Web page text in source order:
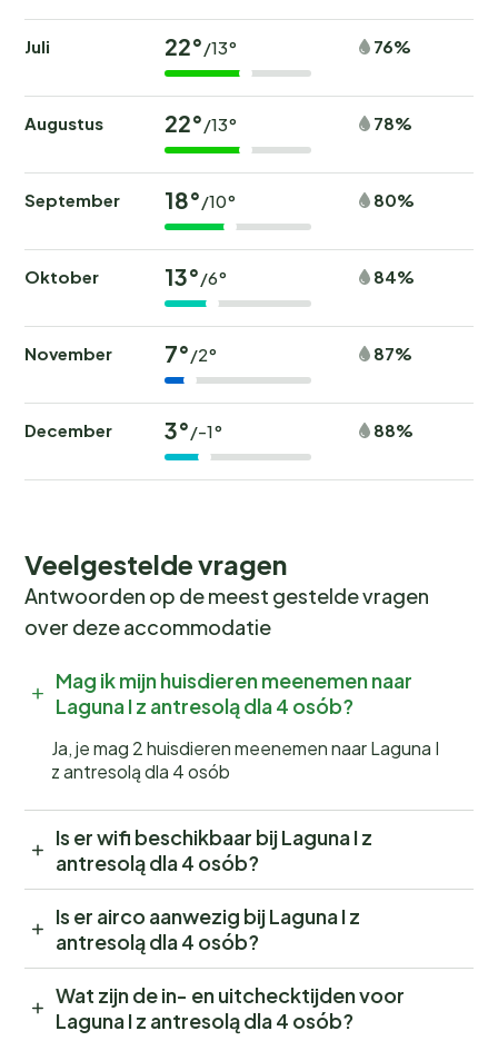
Juli 22°/13° 76%
Augustus 22°/13° 78%
September 18°/10° 80%
Oktober 13°/6° 84%
November 7°/2° 87%
December 3°/-1° 88%
Veelgestelde vragen
Antwoorden op de meest gestelde vragen
over deze accommodatie
Mag ik mijn huisdieren meenemen naar
Laguna I z antresolą dla 4 osób?
Ja, je mag 2 huisdieren meenemen naar Laguna I
z antresolą dla 4 osób
Is er wifi beschikbaar bij Laguna I z
antresolą dla 4 osób?
Is er airco aanwezig bij Laguna I z
antresolą dla 4 osób?
Wat zijn de in- en uitchecktijden voor
Laguna I z antresolą dla 4 osób?